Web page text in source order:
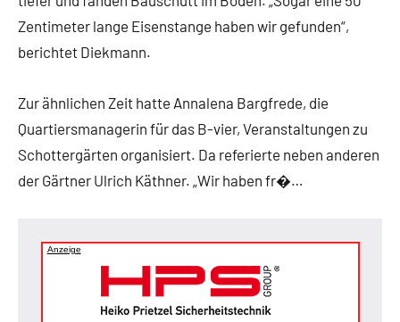
Zentimeter lange Eisenstange haben wir gefunden“,
berichtet Diekmann.
Zur ähnlichen Zeit hatte Annalena Bargfrede, die
Quartiersmanagerin für das B-vier, Veranstaltungen zu
Schottergärten organisiert. Da referierte neben anderen
der Gärtner Ulrich Käthner. „Wir haben fr�…
Anzeige